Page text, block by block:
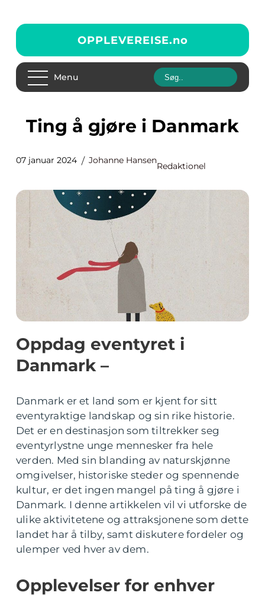
OPPLEVEREISE.no
Menu
Ting å gjøre i Danmark
07 januar 2024 Johanne Hansen
Redaktionel
Oppdag eventyret i
Danmark –
Danmark er et land som er kjent for sitt
eventyraktige landskap og sin rike historie.
Det er en destinasjon som tiltrekker seg
eventyrlystne unge mennesker fra hele
verden. Med sin blanding av naturskjønne
omgivelser, historiske steder og spennende
kultur, er det ingen mangel på ting å gjøre i
Danmark. I denne artikkelen vil vi utforske de
ulike aktivitetene og attraksjonene som dette
landet har å tilby, samt diskutere fordeler og
ulemper ved hver av dem.
Opplevelser for enhver